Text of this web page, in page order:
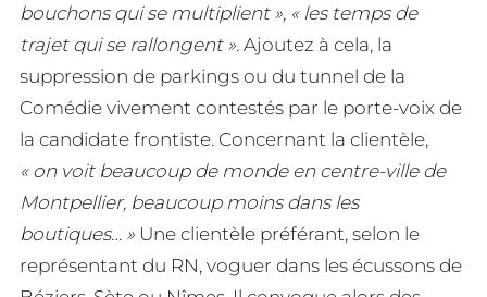
bouchons qui se multiplient », « les temps de
trajet qui se rallongent ». Ajoutez à cela, la
suppression de parkings ou du tunnel de la
Comédie vivement contestés par le porte-voix de
la candidate frontiste. Concernant la clientèle,
« on voit beaucoup de monde en centre-ville de
Montpellier, beaucoup moins dans les
boutiques… » Une clientèle préférant, selon le
représentant du RN, voguer dans les écussons de